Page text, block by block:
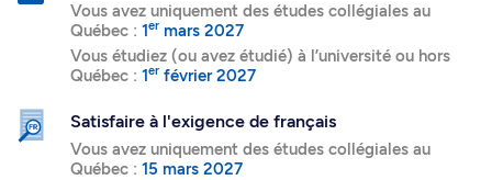
Vous avez uniquement des études collégiales au
Québec : 1er mars 2027
Vous étudiez (ou avez étudié) à l’université ou hors
Québec : 1er février 2027
Satisfaire à l'exigence de français
Vous avez uniquement des études collégiales au
Québec :
15 mars 2027